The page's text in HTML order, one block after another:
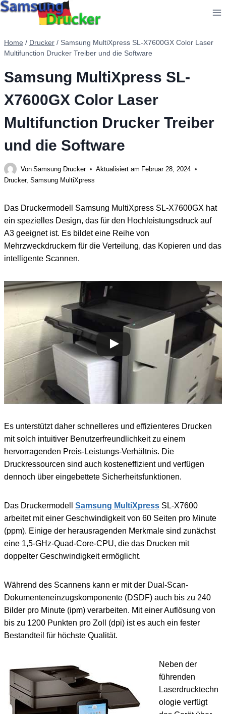
Zum
Home / Drucker / Samsung MultiXpress SL-X7600GX Color Laser
Multifunction Drucker Treiber und die Software
Samsung MultiXpress SL-
X7600GX Color Laser
Multifunction Drucker Treiber
und die Software
Von Samsung Drucker Aktualisiert am Februar 28, 2024
Drucker, Samsung MultiXpress
Das Druckermodell Samsung MultiXpress SL-X7600GX hat
ein spezielles Design, das für den Hochleistungsdruck auf
A3 geeignet ist. Es bildet eine Reihe von
Mehrzweckdruckern für die Verteilung, das Kopieren und das
intelligente Scannen.
Es unterstützt daher schnelleres und effizienteres Drucken
mit solch intuitiver Benutzerfreundlichkeit zu einem
hervorragenden Preis-Leistungs-Verhältnis. Die
Druckressourcen sind auch kosteneffizient und verfügen
dennoch über eingebettete Sicherheitsfunktionen.
Das Druckermodell Samsung MultiXpress SL-X7600
arbeitet mit einer Geschwindigkeit von 60 Seiten pro Minute
(ppm). Einige der herausragenden Merkmale sind zunächst
eine 1,5-GHz-Quad-Core-CPU, die das Drucken mit
doppelter Geschwindigkeit ermöglicht.
Während des Scannens kann er mit der Dual-Scan-
Dokumenteneinzugskomponente (DSDF) auch bis zu 240
Bilder pro Minute (ipm) verarbeiten. Mit einer Auflösung von
bis zu 1200 Punkten pro Zoll (dpi) ist es auch ein fester
Bestandteil für höchste Qualität.
Neben der
führenden
Laserdrucktechn
ologie verfügt